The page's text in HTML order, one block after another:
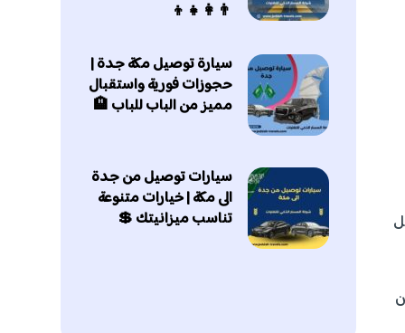
👨‍👩‍👧‍👦
سيارة توصيل مكة جدة |
حجوزات فورية واستقبال
مميز من الباب للباب 🏨
سيارات توصيل من جدة
الى مكة | خيارات متنوعة
تناسب ميزانيتك 💲